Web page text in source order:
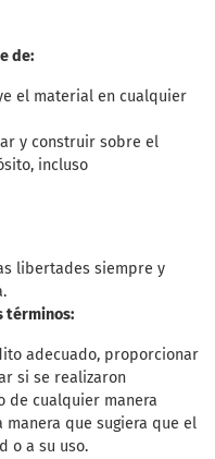
de:
el material en cualquier
y construir sobre el
incluso
libertades siempre y
términos:
adecuado, proporcionar
si se realizaron
de cualquier manera
manera que sugiera que el
o a su uso.